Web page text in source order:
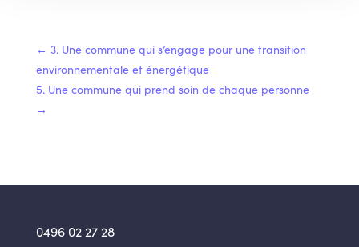
← 3. Une commune qui s’engage pour une transition
environnementale et énergétique
5. Une commune qui prend soin de chaque personne
→
0496 02 27 28